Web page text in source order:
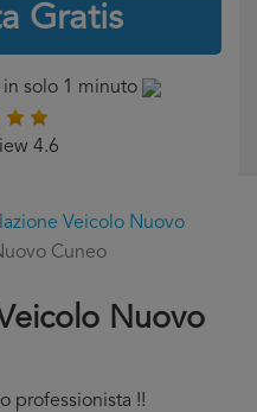
Gratis
solo 1 minuto
4.6
Veicolo Nuovo
Cuneo
Nuovo
professionista !!